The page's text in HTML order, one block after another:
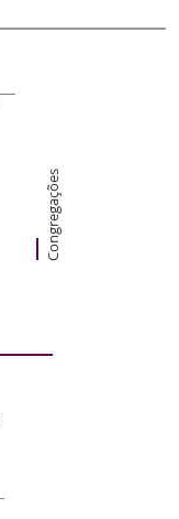
Congregações